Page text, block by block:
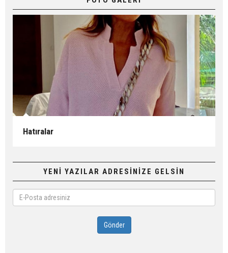
Hatıralar
YENİ YAZILAR ADRESİNİZE GELSİN
Posta
adresiniz
Gönder